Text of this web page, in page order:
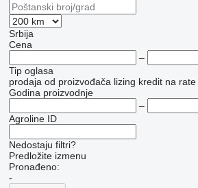
Srbija
Cena
–
Tip oglasa
prodaja od proizvođača lizing kredit na rate
Godina proizvodnje
–
Agroline ID
Nedostaju filtri?
Predložite izmenu
Pronađeno:
-